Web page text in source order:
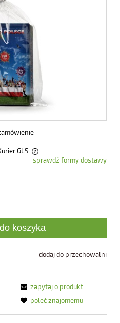
GLS
kosztów płatności
sprawdź formy dostawy
do koszyka
dodaj do przechowalni
zapytaj o produkt
poleć znajomemu